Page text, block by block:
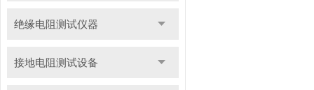
绝缘电阻测试仪器
接地电阻测试设备